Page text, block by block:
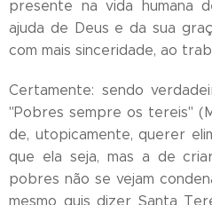
presente na vida humana
ajuda de Deus e da sua
com mais sinceridade, ao
Certamente: sendo
"Pobres sempre os tereis"
de, utopicamente, querer
que ela seja, mas a de
pobres não se vejam
mesmo quis dizer Santa